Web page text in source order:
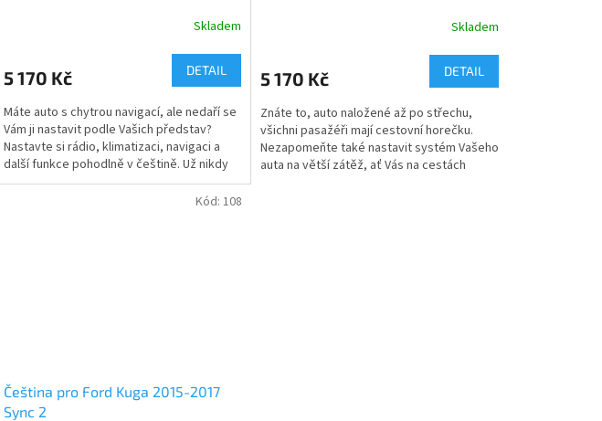
Skladem
5 170 Kč DETAIL
Máte auto s chytrou navigací, ale nedaří se
Vám ji nastavit podle Vašich představ?
Nastavte si rádio, klimatizaci, navigaci a
další funkce pohodlně v češtině. Už nikdy
nebudete...
Skladem
5 170 Kč DETAIL
Znáte to, auto naložené až po střechu,
všichni pasažéři mají cestovní horečku.
Nezapomeňte také nastavit systém Vašeho
auta na větší zátěž, ať Vás na cestách
Čeština pro Ford Kuga 2015-2017
Sync 2
Kód: 108